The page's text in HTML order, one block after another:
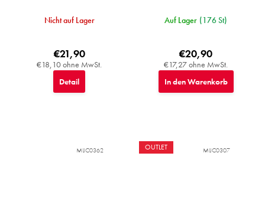
Nicht auf Lager
€18,10 ohne MwSt.
€21,90
Detail
Auf Lager (176 St)
€17,27 ohne MwSt.
€20,90
In den Warenkorb
MIJC0362 OUTLET MIJC0307